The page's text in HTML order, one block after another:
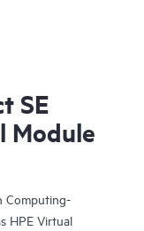
SE
Module
Computing-
HPE Virtual